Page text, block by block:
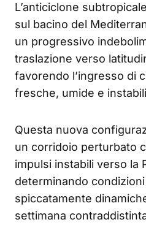
L’anticiclone
sul bacino del
un progressivo
traslazione verso
favorendo l’ingresso di
fresche, umide e
Questa nuova
un corridoio perturbato
impulsi instabili verso la
determinando
spiccatamente
settimana